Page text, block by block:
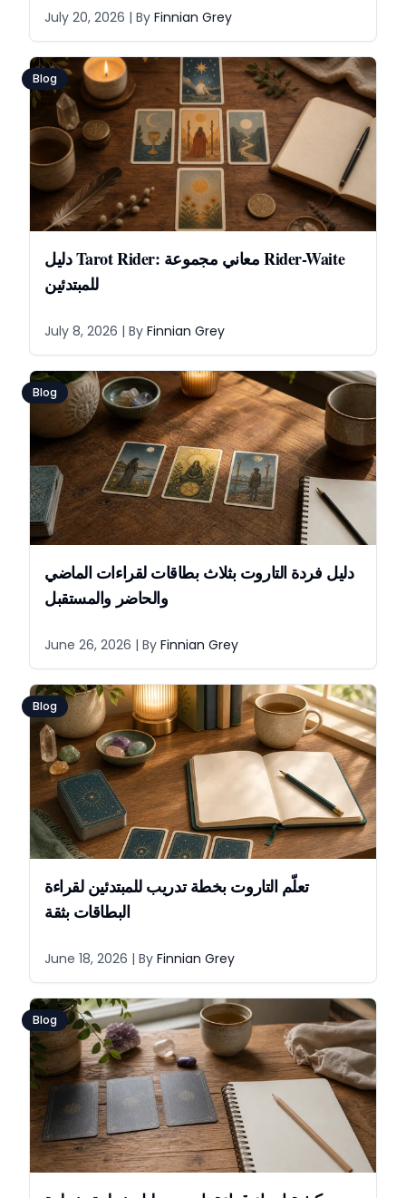
July 20, 2026 | By Finnian Grey
Blog
دليل Tarot Rider: معاني مجموعة Rider-Waite
للمبتدئين
July 8, 2026 | By Finnian Grey
Blog
دليل فردة التاروت بثلاث بطاقات لقراءات الماضي
والحاضر والمستقبل
June 26, 2026 | By Finnian Grey
Blog
تعلّم التاروت بخطة تدريب للمبتدئين لقراءة
البطاقات بثقة
June 18, 2026 | By Finnian Grey
Blog